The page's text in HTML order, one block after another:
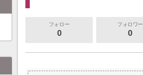
フォロー
0
フォロワー
0